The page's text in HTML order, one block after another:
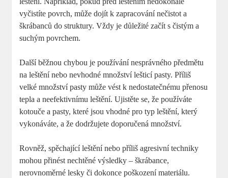
vyčistíte povrch, může dojít k zapracování nečistot a
škrábanců do struktury. Vždy je důležité začít s čistým a
suchým povrchem.
Další běžnou chybou je používání nesprávného předmětu
na leštění nebo nevhodné množství lešticí pasty. Příliš
velké množství pasty může vést k nedostatečnému přenosu
tepla a neefektivnímu leštění. Ujistěte se, že používáte
kotouče a pasty, které jsou vhodné pro typ leštění, který
vykonáváte, a že dodržujete doporučená množství.
Rovněž, spěchající leštění nebo příliš agresivní techniky
mohou přinést nechtěné výsledky – škrábance,
nerovnoměrné lesky či dokonce poškození materiálu.